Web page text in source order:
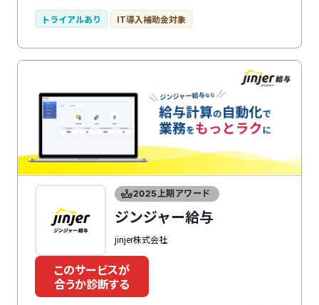
クリックで完了するのもメリット。給与帳票や振込作業
スマホで閲覧可能。印刷・紙代が削減できるほか、紛失
などのリスクもなくなるため、セキュリティ対策として
も有効です。料率・法改正時は無料で自動アップデート
されるのもポイント。支給日に応じ適切な料率が自動採
用されるので、変更のタイミングを迷うこともありませ
ん。初めてシステムを導入する企業はもちろん、業務の
属人化を解消したい企業にもおすすめです。
トライアルあり IT導入補助金対象
2025上期アワード
ジンジャー給与
jinjer株式会社
このサービスが
合うか診断する